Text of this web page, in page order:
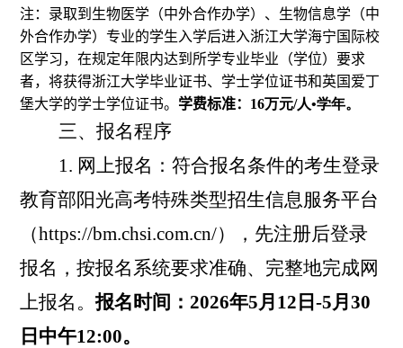
注： 录取到生物医学（中外合作办学）、生物信息学（中
外合作办学）专业的学生入学后进入浙江大学海宁国际校
区学习，在规定年限内达到所学专业毕业（学位）要求
者，将获得浙江大学毕业证书、学士学位证书和英国爱丁
堡大学的学士学位证书。 学费标准： 16万元/人•学年。
三、报名程序
1. 网上报名：符合报名条件的考生登录
教育部阳光高考特殊类型招生信息服务平台
（https://bm.chsi.com.cn/），先注册后登录
报名，按报名系统要求准确、完整地完成网
上报名。报名时间：2026年5 月 12 日-5 月30
日中午12:00。